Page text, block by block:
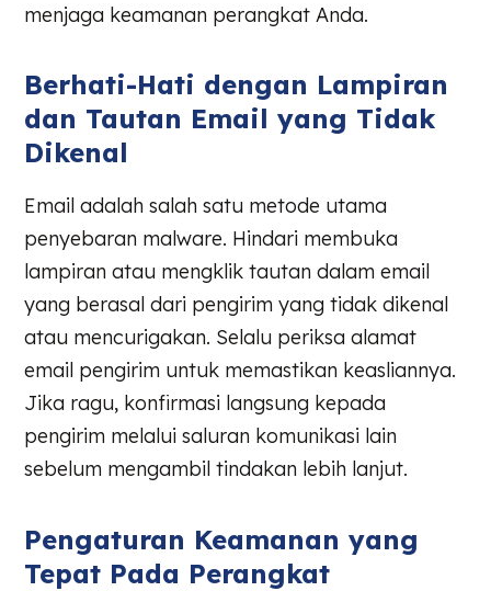
menjaga keamanan perangkat Anda.
Berhati-Hati dengan Lampiran
dan Tautan Email yang Tidak
Dikenal
Email adalah salah satu metode utama
penyebaran malware. Hindari membuka
lampiran atau mengklik tautan dalam email
yang berasal dari pengirim yang tidak dikenal
atau mencurigakan. Selalu periksa alamat
email pengirim untuk memastikan keasliannya.
Jika ragu, konfirmasi langsung kepada
pengirim melalui saluran komunikasi lain
sebelum mengambil tindakan lebih lanjut.
Pengaturan Keamanan yang
Tepat Pada Perangkat